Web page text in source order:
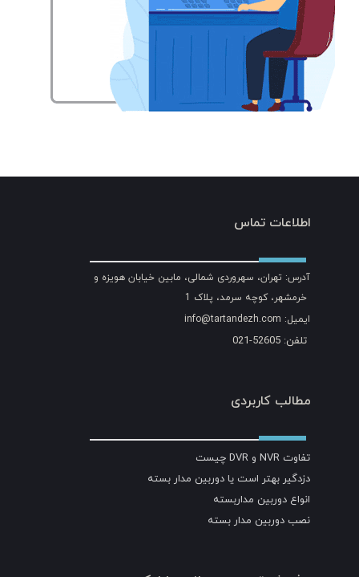
اطلاعات تماس
آدرس: تهران، سهروردی شمالی، مابین خیابان هویزه و
خرمشهر، کوچه سرمد، پلاک 1
ایمیل: info@tartandezh.com
تلفن: 52605-021
مطالب کاربردی
تفاوت NVR و DVR چیست
دزدگیر بهتر است یا دوربین مدار بسته
انواع دوربین مداربسته
نصب دوربین مدار بسته